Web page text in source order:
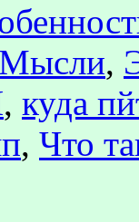
,
, куда
, Что